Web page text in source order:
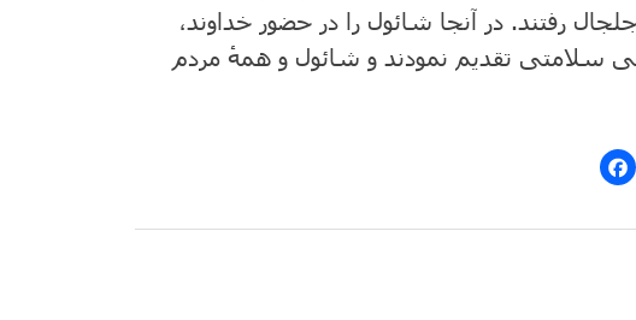
رفتند. در آنجا شائول را در حضور خداوند،
سلامتی تقدیم نمودند و شائول و همهٔ مردم